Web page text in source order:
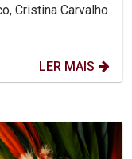
Cristina Carvalho
LER MAIS